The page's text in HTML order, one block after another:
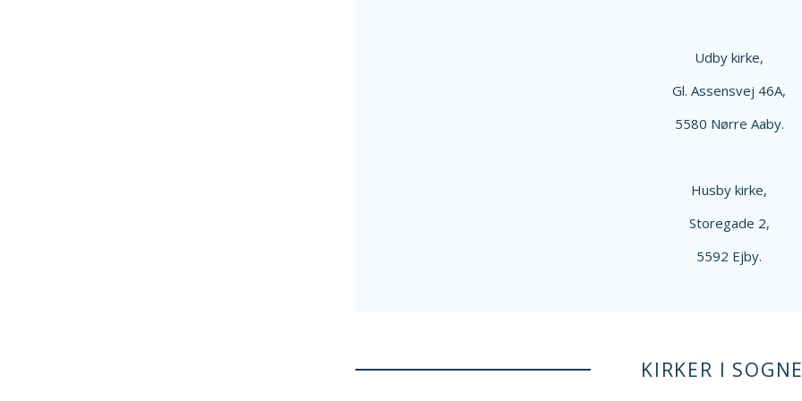
Udby kirke,
Gl. Assensvej 46A,
5580 Nørre Aaby.
Husby kirke,
Storegade 2,
5592 Ejby.
KIRKER I